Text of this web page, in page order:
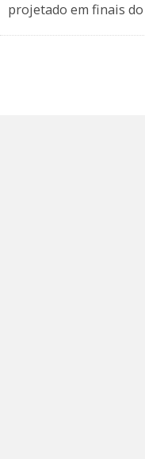
projetado em finais